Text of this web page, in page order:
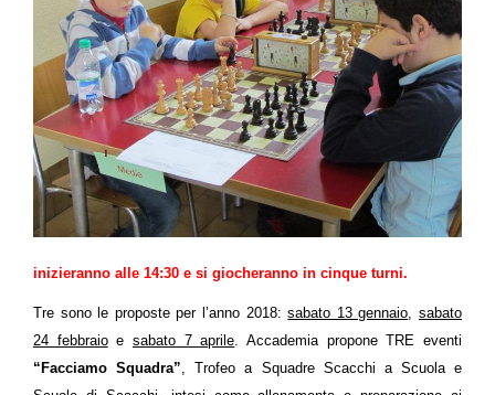
inizieranno alle 14:30 e si giocheranno in cinque turni.
Tre sono le proposte per l’anno 2018:sabato 13 gennaio ,sabato
24 febbraioesabato 7 aprile . Accademia propone TRE eventi
“Facciamo Squadra” , Trofeo a Squadre Scacchi a Scuola e